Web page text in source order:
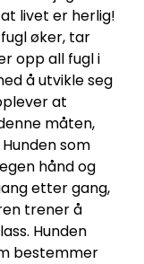
livet er herlig!
øker, tar
opp all fugl i
å utvikle seg
at
måten,
som
hånd og
etter gang,
trener å
Hunden
bestemmer